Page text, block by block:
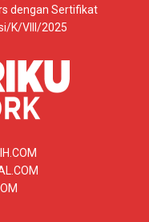
dengan Sertifikat
K/VIII/2025